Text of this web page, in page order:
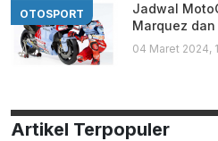
OTOSPORT
Jadwal
Marquez
04 Maret 2024,
Artikel Terpopuler